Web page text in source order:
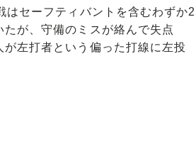
セーフティバントを含むわずか2
が、守備のミスが絡んで失点
左打者という偏った打線に左投